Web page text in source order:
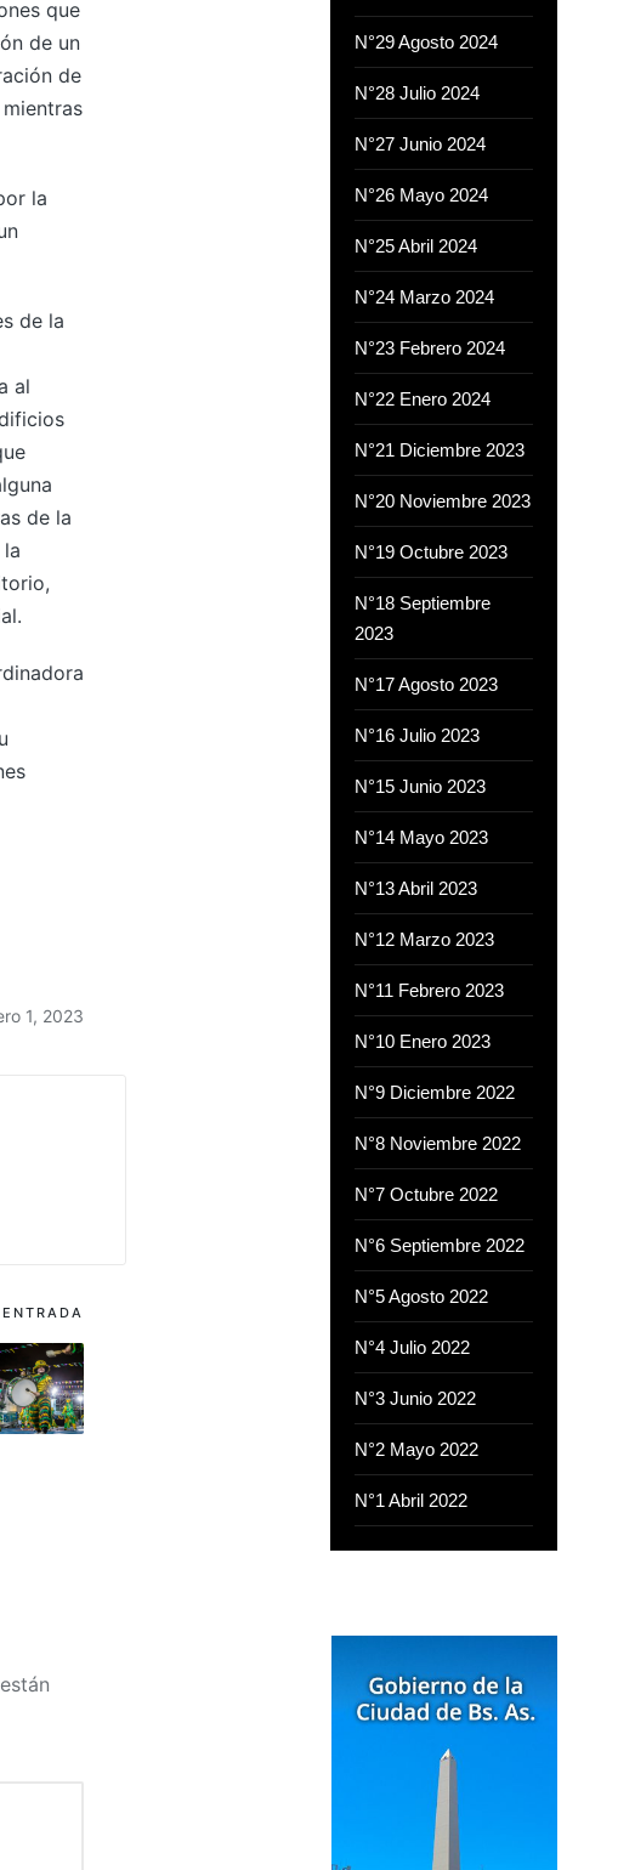
que
de un
de
la
de la
al
de la
1, 2023
N°29 Agosto 2024
N°28 Julio 2024
N°27 Junio 2024
N°26 Mayo 2024
N°25 Abril 2024
N°24 Marzo 2024
N°23 Febrero 2024
N°22 Enero 2024
N°21 Diciembre 2023
N°20 Noviembre 2023
N°19 Octubre 2023
N°18 Septiembre
2023
N°17 Agosto 2023
N°16 Julio 2023
N°15 Junio 2023
N°14 Mayo 2023
N°13 Abril 2023
N°12 Marzo 2023
N°11 Febrero 2023
N°10 Enero 2023
N°9 Diciembre 2022
N°8 Noviembre 2022
N°7 Octubre 2022
N°6 Septiembre 2022
N°5 Agosto 2022
N°4 Julio 2022
N°3 Junio 2022
N°2 Mayo 2022
N°1 Abril 2022